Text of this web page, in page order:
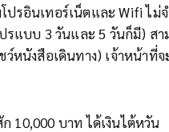
รอินเทอร์เน็ตและ Wifi ไม่
ปรแบบ 3 วันและ 5 วันก็มี) สา
หนังสือเดินทาง) เจ้าหน้าที่จ
10,000 บาท ได้เงินไต้หวัน